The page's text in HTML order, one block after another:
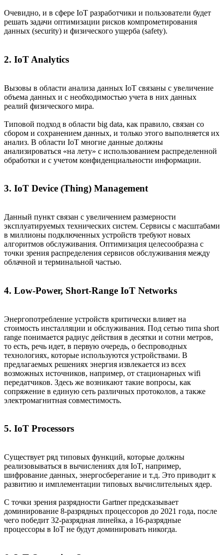
Очевидно, и в сфере IoT разработчики и пользователи будет
решать задачи оптимизации рисков компрометирования
данных (security) и физического ущерба (safety).
2. IoT Analytics
Вызовы в области анализа данных IoT связаны с увеличение
объема данных и с необходимостью учета в них данных
реалий физического мира.
Типовой подход в области big data, как правило, связан со
сбором и сохранением данных, и только этого выполняется их
анализ. В области IoT многие данные должны
анализироваться «на лету» с использованием распределенной
обработки и с учетом конфиденциальности информации.
3. IoT Device (Thing) Management
Данный пункт связан с увеличением размерности
эксплуатируемых технических систем. Сервисы с масштабами
в миллионы подключенных устройств требуют новых
алгоритмов обслуживания. Оптимизация целесообразна с
точки зрения распределения сервисов обслуживания между
облачной и терминальной частью.
4. Low-Power, Short-Range IoT Networks
Энергопотребление устройств критически влияет на
стоимость инсталляции и обслуживания. Под сетью типа short
range понимается радиус действия в десятки и сотни метров,
то есть, речь идет, в первую очередь, о беспроводных
технологиях, которые используются устройствами. В
предлагаемых решениях энергия извлекается из всех
возможных источников, например, от стационарных wifi
передатчиков. Здесь же возникают такие вопросы, как
сопряжение в единую сеть различных протоколов, а также
электромагнитная совместимость.
5. IoT Processors
Существует ряд типовых функций, которые должны
реализовываться в вычислениях для IoT, например,
шифрование данных, энергосберегание и т.д. Это приводит к
развитию и имплементации типовых вычислительных ядер.
С точки зрения разрядности Gartner предсказывает
доминирование 8-разрядных процессоров до 2021 года, после
чего победит 32-разрядная линейка, а 16-разрядные
процессоры в IoT не будут доминировать никогда.